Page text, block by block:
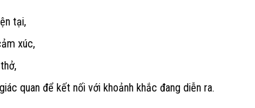
tại,
xúc,
quan để kết nối với khoảnh khắc đang diễn ra.